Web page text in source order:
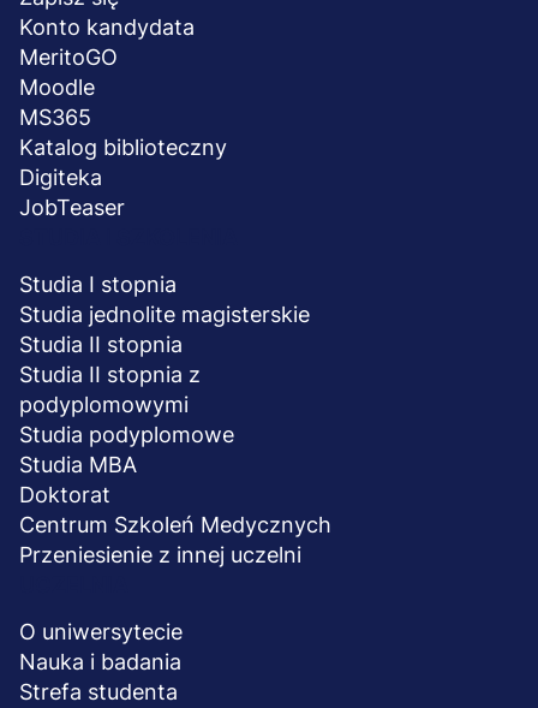
Konto kandydata
MeritoGO
Moodle
MS365
Katalog biblioteczny
Digiteka
JobTeaser
Studia I stopnia
Studia jednolite magisterskie
Studia II stopnia
Studia II stopnia z
podyplomowymi
Studia podyplomowe
Studia MBA
Doktorat
Centrum Szkoleń Medycznych
Przeniesienie z innej uczelni
O uniwersytecie
Nauka i badania
Strefa studenta